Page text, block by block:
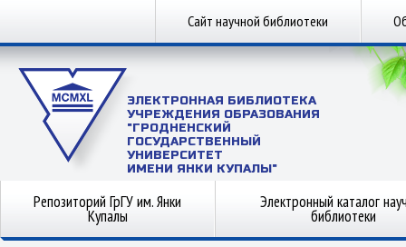
Сайт научной библиотеки
ЭЛЕКТРОННАЯ БИБЛИОТЕКА
УЧРЕЖДЕНИЯ ОБРАЗОВАНИЯ
"ГРОДНЕНСКИЙ
ГОСУДАРСТВЕННЫЙ
УНИВЕРСИТЕТ
ИМЕНИ ЯНКИ КУПАЛЫ"
Репозиторий ГрГУ им. Янки
Купалы
Электронный каталог
библиотеки